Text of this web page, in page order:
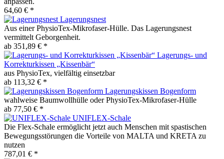
64,60 € *
Lagerungsnest
Aus einer PhysioTex-Mikrofaser-Hülle. Das Lagerungsnest
vermittelt Geborgenheit.
ab 351,89 € *
Lagerungs- und
Korrekturkissen „Kissenbär“
aus PhysioTex, vielfältig einsetzbar
ab 113,32 € *
Lagerungskissen Bogenform
wahlweise Baumwollhülle oder PhysioTex-Mikrofaser-Hülle
ab 77,50 € *
UNIFLEX-Schale
Die Flex-Schale ermöglicht jetzt auch Menschen mit spastischen
Bewegungsstörungen die Vorteile von MALTA und KRETA zu
nutzen
787,01 € *